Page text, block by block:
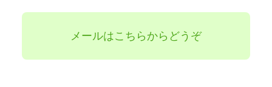
メールはこちらからどうぞ